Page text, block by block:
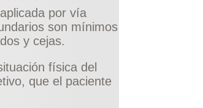
por vía
son mínimos
y cejas.
física del
que el paciente